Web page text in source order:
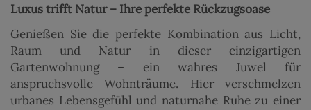
Luxus trifft Natur – Ihre perfekte Rückzugsoase
Genießen Sie die perfekte Kombination aus Licht,
Raum und Natur in dieser einzigartigen
Gartenwohnung – ein wahres Juwel für
anspruchsvolle Wohnträume. Hier verschmelzen
urbanes Lebensgefühl und naturnahe Ruhe zu einer